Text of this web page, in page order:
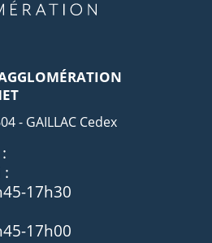
- GAILLAC Cedex
17h30
17h00